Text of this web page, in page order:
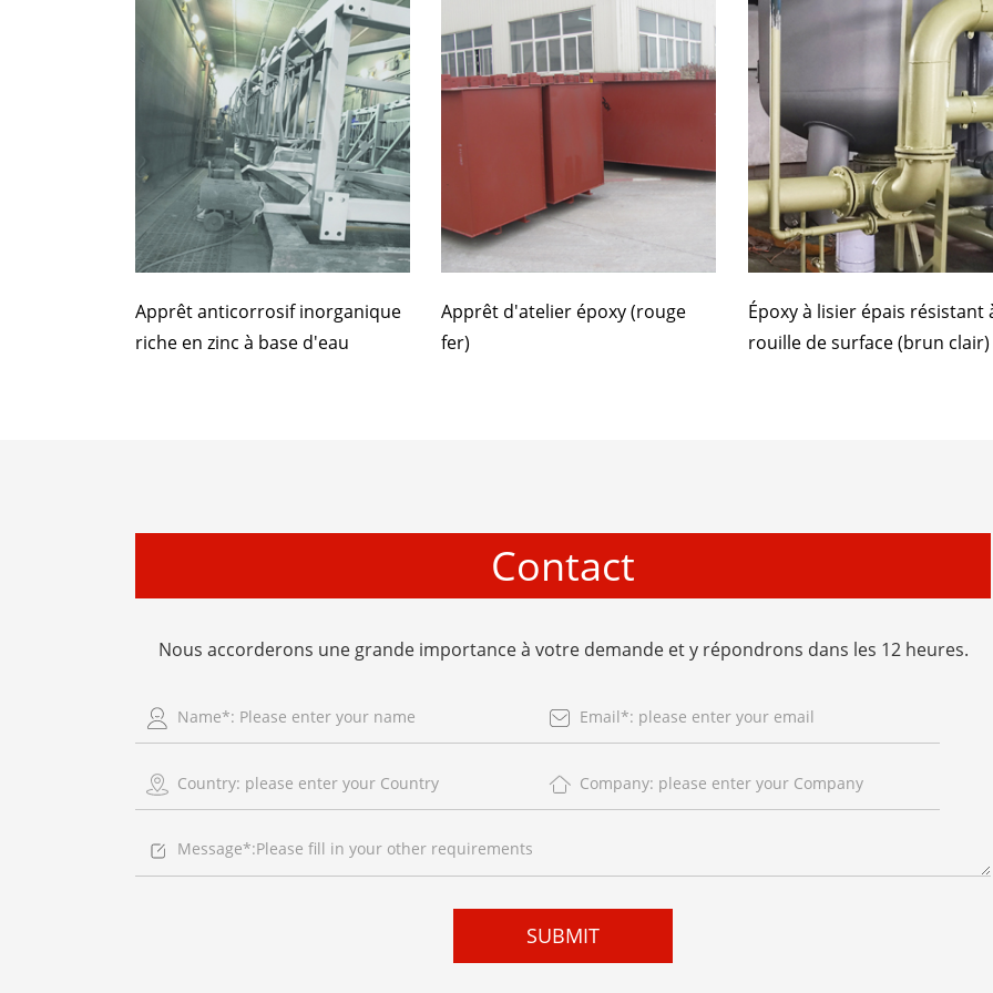
Apprêt anticorrosif inorganique
riche en zinc à base d'eau
Apprêt d'atelier époxy (rouge
fer)
Époxy à lisier épais résistant
rouille de surface (brun clair)
Contact
Nous accorderons une grande importance à votre demande et y répondrons dans les 12 heures.
SUBMIT